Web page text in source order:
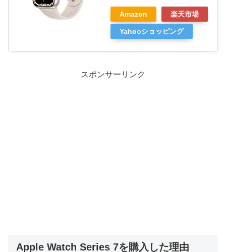
Amazon 楽天市場
Yahooショッピング
スポンサーリンク
Apple Watch Series 7を購入した理由